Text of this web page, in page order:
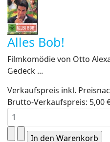
Alles Bob!
Filmkomödie von Otto
Gedeck ...
Verkaufspreis inkl.
Brutto-Verkaufspreis: 5,00